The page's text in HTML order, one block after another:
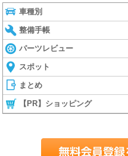
車種別
整備手帳
パーツレビュー
スポット
まとめ
【PR】ショッピング